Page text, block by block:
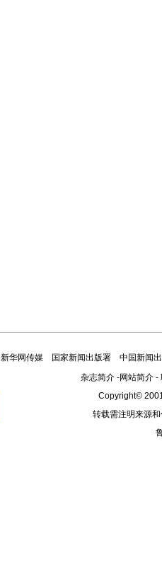
新华网传媒 国家新闻出版署
中国新闻
杂志简介-网站简介-
Copyright©
转载需注明来源